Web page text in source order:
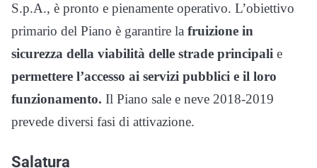
S.p.A., è pronto e pienamente operativo. L’obiettivo
primario del Piano è garantire la fruizione in
sicurezza della viabilità delle strade principali e
permettere l’accesso ai servizi pubblici e il loro
funzionamento. Il Piano sale e neve 2018-2019
prevede diversi fasi di attivazione.
Salatura